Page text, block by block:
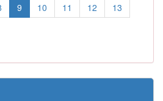
9 10 11 12
13